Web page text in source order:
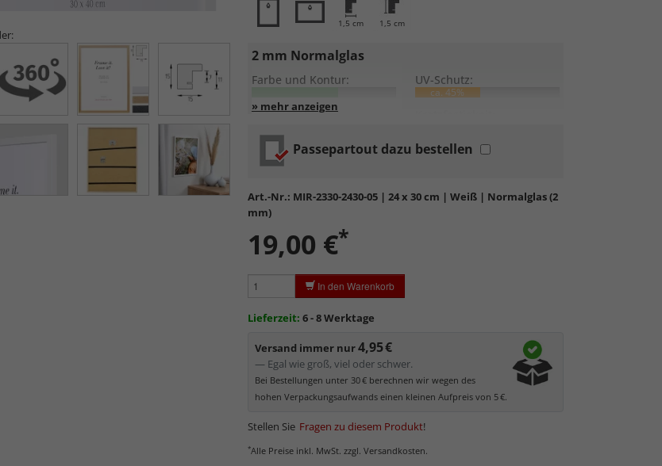
1,5 cm 1,5 cm
2 mm Normalglas
Farbe und Kontur: UV-Schutz:
ca. 45%
Entspiegelung:
Standardglasin hochwertiger Floatglas-Qualität.
Formstabil, preiswert, witterungs- und hitzebeständig
Reflektierende Oberfläche
Minimaler UV-Schutz von ca. 45%
Schutz des Bildes.
Normalglas hat eine leichte Grünfärbung
Bereich der Weißtöne zu einem dezenten Grünschimmer
kommt. Für Bilder mit hellen Farben empfehlen wir Kunst- oder
Passepartout dazu bestellen
Art.-Nr.: MIR-2330-2430-05| 24 x 30 cm | Weiß | Normalglas (2
mm)
19,00 €*
In den Warenkorb
Lieferzeit: 6 - 8 Werktage
Versand immer nur4,95 €
— Egal wie groß, viel oder schwer.
Bei Bestellungen unter 30 € berechnen wir wegen des
hohen Verpackungsaufwands einen kleinen Aufpreis von 5 €.
Stellen Sie Fragen zu diesem Produkt!
*Alle Preise inkl. MwSt. zzgl. Versandkosten.